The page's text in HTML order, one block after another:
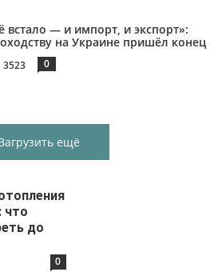
встало — и импорт, и экспорт»:
на Украине пришёл конец
3523 0
ещё
что
до
0